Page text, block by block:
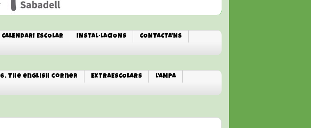
CALENDARI ESCOLAR INSTAL·LACIONS
CONTACTA'NS
6. The english corner EXTRAESCOLARS
L'AMPA